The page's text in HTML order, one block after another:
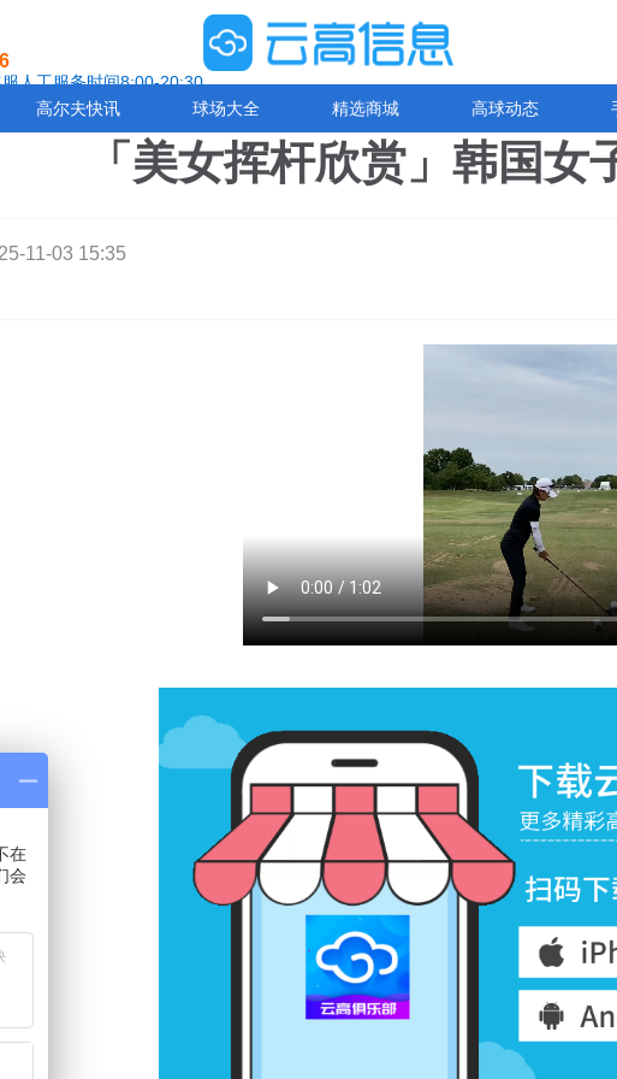
人工服务时间8:00-20:30
高尔夫快讯 球场大全 精选商城 高球动态
「美女挥杆欣赏」韩国
11-03 15:35
在
会